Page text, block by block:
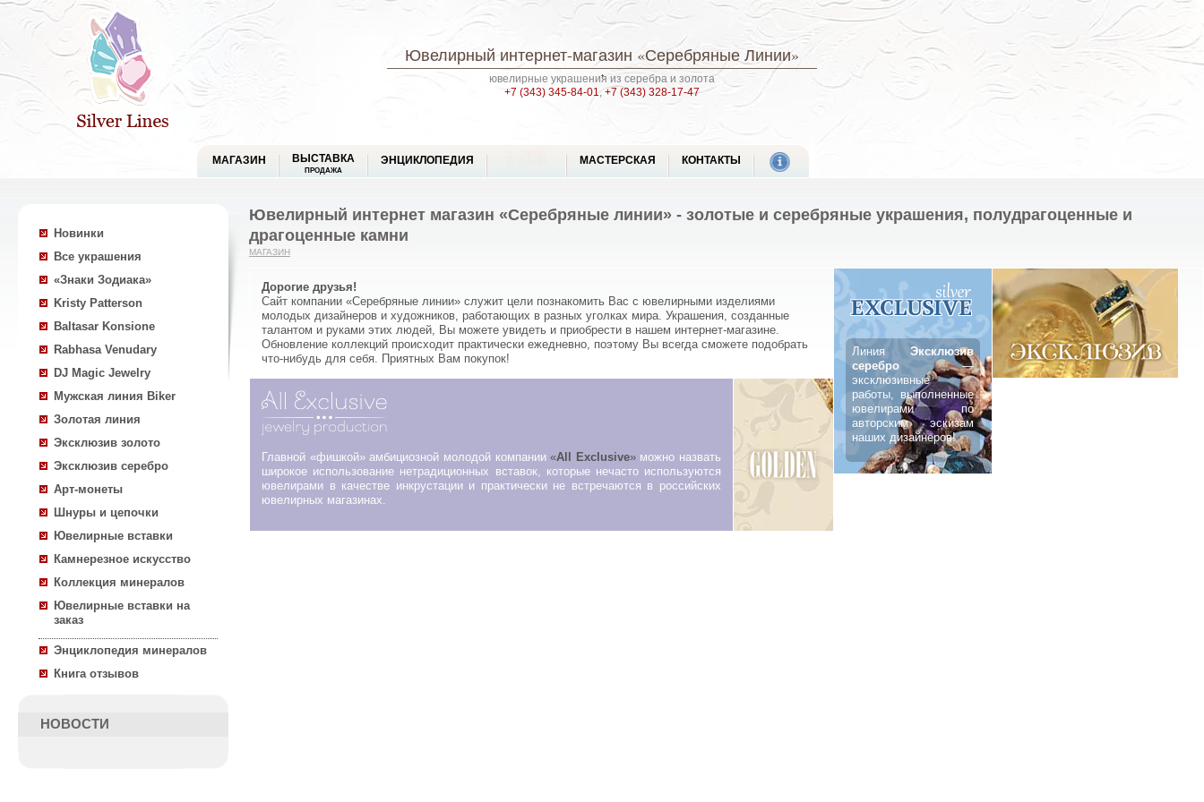
Ювелирный интернет-магазин «Серебряные Линии»
ювелирные украшения из серебра и золота
+7 (343) 345-84-01, +7 (343) 328-17-47
МАГАЗИН ВЫСТАВКА
ПРОДАЖА
ЭНЦИКЛОПЕДИЯ МАСТЕРСКАЯ КОНТАКТЫ
Новинки
Все украшения
«Знаки Зодиака»
Kristy Patterson
Baltasar Konsione
Rabhasa Venudary
DJ Magic Jewelry
Мужская линия Biker
Золотая линия
Эксклюзив золото
Эксклюзив серебро
Арт-монеты
Шнуры и цепочки
Ювелирные вставки
Камнерезное искусство
Коллекция минералов
Ювелирные вставки на
заказ
Энциклопедия минералов
Книга отзывов
НОВОСТИ
Ювелирный интернет магазин «Серебряные линии» - золотые и серебряные украшения, полудрагоценные и
драгоценные камни
МАГАЗИН
Дорогие друзья!
Сайт компании «Серебряные линии» служит цели познакомить Вас с ювелирными изделиями
молодых дизайнеров и художников, работающих в разных уголках мира. Украшения, созданные
талантом и руками этих людей, Вы можете увидеть и приобрести в нашем интернет-магазине.
Обновление коллекций происходит практически ежедневно, поэтому Вы всегда сможете подобрать
что-нибудь для себя. Приятных Вам покупок!
ЛинияЭксклюзив
серебро—
эксклюзивные
работы, выполненные
ювелирами по
авторским эскизам
наших дизайнеров!
Главной «фишкой» амбициозной молодой компании«All Exclusive»можно назвать
широкое использование нетрадиционных вставок, которые нечасто используются
ювелирами в качестве инкрустации и практически не встречаются в российских
ювелирных магазинах.